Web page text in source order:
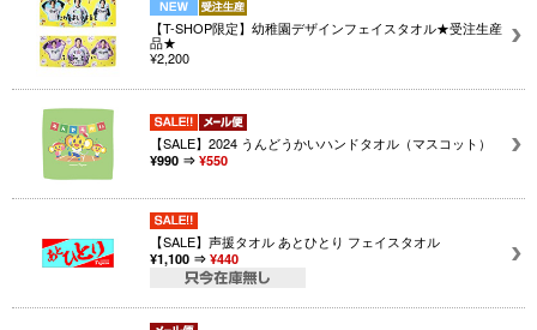
【T-SHOP限定】幼稚園デザインフェイスタオル★受注生産
品★
¥2,200
【SALE】2024 うんどうかいハンドタオル（マスコット）
¥990 ⇒ ¥550
【SALE】声援タオル あとひとり フェイスタオル
¥1,100 ⇒ ¥440